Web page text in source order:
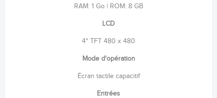
RAM: 1 Go | ROM: 8 GB
LCD
4" TFT 480 x 480
Mode d'opération
Écran tactile capacitif
Entrées